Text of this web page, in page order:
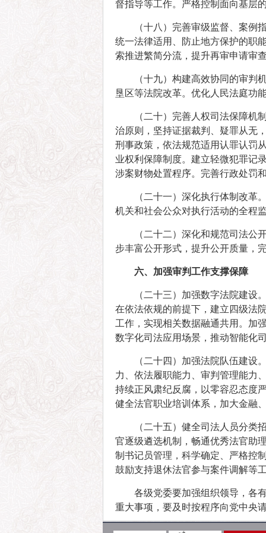
督指导等工作。严格控制面向基层
（十八）完善审级监督、案例
统一法律适用、防止地方保护的职
索推进繁简分流，提升再审申请审
（十九）构建高效协同的审判
垦区等法院改革。优化人民法庭功
（二十）完善人权司法保障机
治原则，坚持证据裁判、疑罪从无
刑事政策，依法规范适用认罪认罚
业权利保障制度。建立轻微犯罪记
涉案财物处置程序。完善行政处罚
（二十一）深化执行体制改革
机关和社会公众对执行活动的全程
（二十二）深化和规范司法公
步丰富公开形式，提升公开质量，
六、加强审判工作支撑保障
（二十三）加强数字法院建设
在依法依规的前提下，建立四级法
工作，实现相关数据融通共用。加
数字化司法应用场景，推动智能化
（二十四）加强法院队伍建设
力、依法履职能力、审判管理能力
持续正风肃纪反腐，以零容忍态度
健全法官职业培训体系，加大金融
（二十五）健全司法人员分类
官逐级遴选机制，畅通优秀法官助
制书记员管理，科学确定、严格控
鼓励支持退休法官参与案件调解等
各级党委要加强组织领导，各
重大事项，要及时按程序向党中央